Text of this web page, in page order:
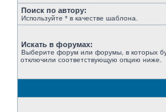
Поиск по автору:
Используйте * в качестве шаблона.
Искать в форумах:
Выберите форум или форумы, в которых
отключили соответствующую опцию ниже.